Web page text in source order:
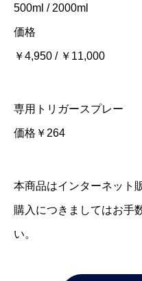
500ml / 2000ml
価格
￥4,950 / ￥11,000
専用トリガースプレー
価格￥264
本商品はインターネット
購入につきましてはお手
い。